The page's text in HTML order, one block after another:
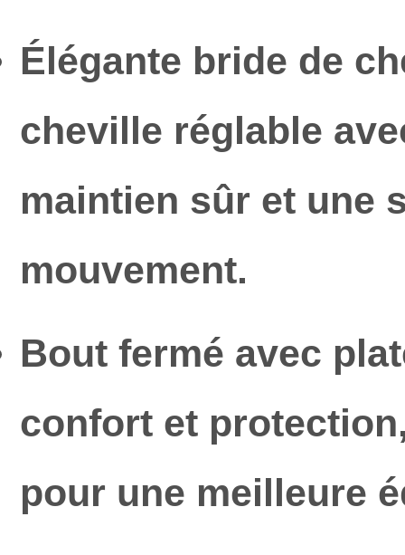
Élégante bride de
cheville réglable
maintien sûr et une
mouvement.
Bout fermé avec
confort et
pour une meilleure